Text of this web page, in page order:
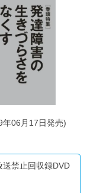
06月17日発売)
送禁止回収録DVD